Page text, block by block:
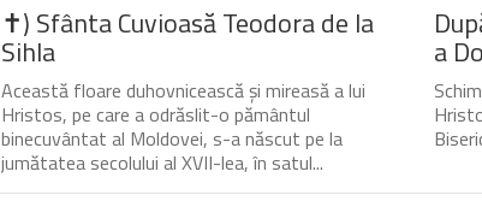
✝) Sfânta Cuvioasă Teodora de la
Sihla
Această floare duhovnicească și mireasă a lui
Hristos, pe care a odrăslit-o pământul
binecuvântat al Moldovei, s-a născut pe la
jumătatea secolului al XVII-lea, în satul...
a